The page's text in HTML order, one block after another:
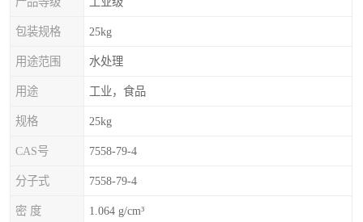
包装规格 25kg
用途范围 水处理
用途 工业，食品
规格 25kg
CAS号 7558-79-4
分子式 7558-79-4
密 度 1.064 g/cm³